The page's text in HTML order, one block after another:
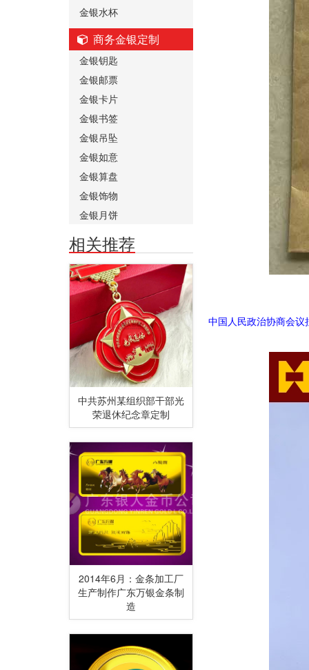
金银水杯
商务金银定制
金银钥匙
金银邮票
金银卡片
金银书签
金银吊坠
金银如意
金银算盘
金银饰物
金银月饼
相关推荐
中共苏州某组织部干部光
荣退休纪念章定制
2014年6月：金条加工厂
生产制作广东万银金条制
造
中国人民政治协商会